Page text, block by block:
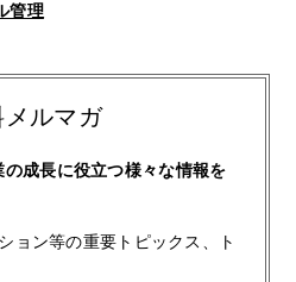
管理
メルマガ
成長に役立つ様々な情報を
ョン等の重要トピックス、ト